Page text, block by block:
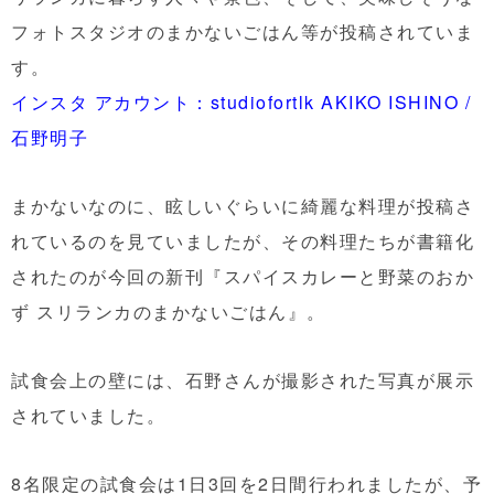
フォトスタジオのまかないごはん等が投稿されていま
す。
インスタ アカウント：studiofortlk AKIKO ISHINO /
石野明子
まかないなのに、眩しいぐらいに綺麗な料理が投稿さ
れているのを見ていましたが、その料理たちが書籍化
されたのが今回の新刊『スパイスカレーと野菜のおか
ず スリランカのまかないごはん』。
試食会上の壁には、石野さんが撮影された写真が展示
されていました。
8名限定の試食会は1日3回を2日間行われましたが、予